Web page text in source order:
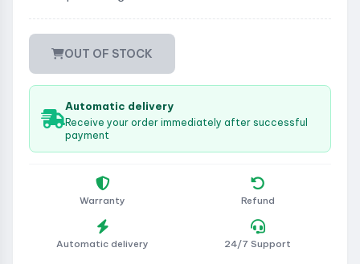
OUT OF STOCK
Automatic delivery
Receive your order immediately after successful
payment
Warranty Refund
Automatic delivery 24/7 Support